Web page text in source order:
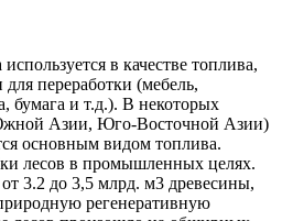
в качестве топлива,
для переработки (мебель,
бумага и т.д.). В некоторых
Азии, Юго-Восточной Азии)
основным видом топлива.
лесов в промышленных целях.
3.2 до 3,5 млрд. м3 древесины,
регенеративную